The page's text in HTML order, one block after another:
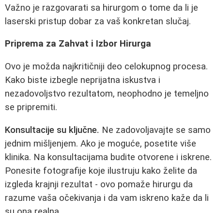
Važno je razgovarati sa hirurgom o tome da li je
laserski pristup dobar za vaš konkretan slučaj.
Priprema za Zahvat i Izbor Hirurga
Ovo je možda najkritičniji deo celokupnog procesa.
Kako biste izbegle neprijatna iskustva i
nezadovoljstvo rezultatom, neophodno je temeljno
se pripremiti.
Konsultacije su ključne. Ne zadovoljavajte se samo
jednim mišljenjem. Ako je moguće, posetite više
klinika. Na konsultacijama budite otvorene i iskrene.
Ponesite fotografije koje ilustruju kako želite da
izgleda krajnji rezultat - ovo pomaže hirurgu da
razume vaša očekivanja i da vam iskreno kaže da li